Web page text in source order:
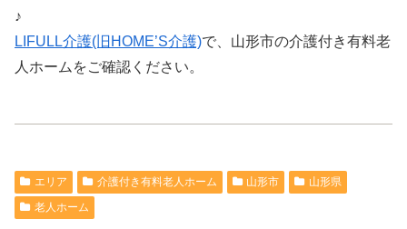
♪
LIFULL介護(旧HOME’S介護)で、山形市の介護付き有料老
人ホームをご確認ください。
エリア 介護付き有料老人ホーム 山形市
山形県
老人ホーム